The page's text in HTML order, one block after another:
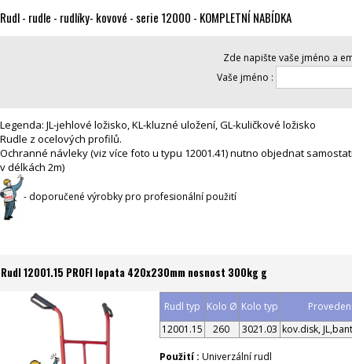
Rudl - rudle - rudlíky- kovové - serie 12000 - KOMPLETNÍ NABÍDKA
Zde napište vaše jméno a
Vaše jméno :
Legenda: JL-jehlové ložisko, KL-kluzné uložení, GL-kuličkové ložisko
Rudle z ocelových profilů.
Ochranné návleky (viz více foto u typu 12001.41) nutno objednat
v délkách 2m)
- doporučené výrobky pro profesionální použití
Rudl 12001.15 PROFI lopata 420x230mm nosnost 300kg g
Rudl typ Kolo Ø Kolo typ
12001.15
260 3021.03 kov.disk,
Použití : Univerzální rudl